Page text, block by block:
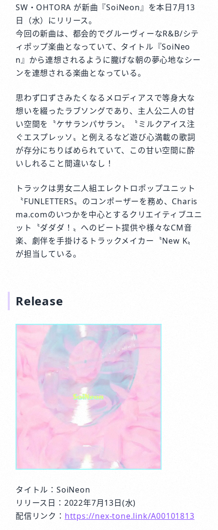
SW・OHTORA が新曲『SoiNeon』を本日7月13
日（水）にリリース。
今回の新曲は、都会的でグルーヴィーなR&B/シテ
ィポップ楽曲となっていて、タイトル『SoiNeo
n』から連想されるように朧げな朝の夢心地なシー
ンを連想される楽曲となっている。
思わず口ずさみたくなるメロディアスで等身大な
想いを綴ったラブソングであり、主人公二人の甘
い空間を〝ケサランパサラン〟〝ミルクアイス注
ぐエスプレッソ〟と例えるなど遊び心満載の歌詞
が存分にちりばめられていて、この甘い空間に酔
いしれること間違いなし！
トラックは男女二人組エレクトロポップユニット
〝FUNLETTERS〟のコンポーザーを務め、Charis
ma.comのいつかを中心とするクリエイティブユニ
ット〝ダダダ！〟へのビート提供や様々なCM音
楽、劇伴を手掛けるトラックメイカー〝New K〟
が担当している。
Release
タイトル：SoiNeon
リリース日：2022年7月13日(水)
配信リンク： https://nex-tone.link/A00101813